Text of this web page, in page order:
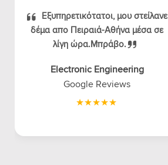
Εξυπηρετικότατοι, μου στείλανε
δέμα απο Πειραιά-Αθήνα μέσα σε
λίγη ώρα.Μπράβο.
Electronic Engineering
Google Reviews